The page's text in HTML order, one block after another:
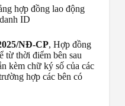
hợp đồng lao động
ID
NĐ-CP, Hợp đồng
từ thời điểm bên sau
kèm chữ ký số của các
hợp các bên có